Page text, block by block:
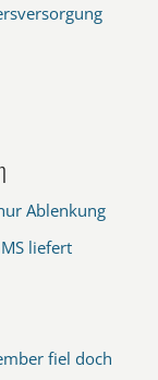
Ablenkung
liefert
fiel doch